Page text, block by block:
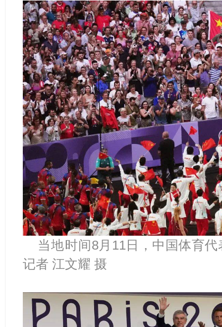
当地时间8月11日，中国体育
记者 江文耀 摄